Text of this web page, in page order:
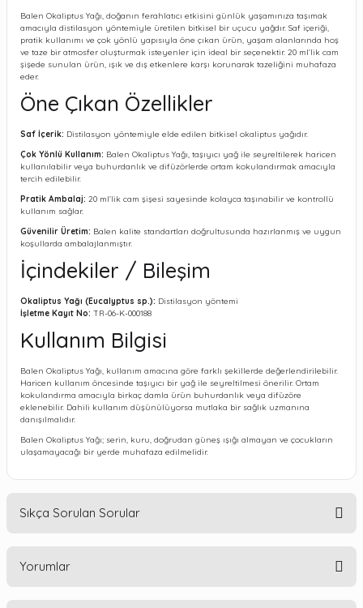
Balen Okaliptus Yağı, doğanın ferahlatıcı etkisini günlük yaşamınıza taşımak
amacıyla distilasyon yöntemiyle üretilen bitkisel bir uçucu yağdır. Saf içeriği,
pratik kullanımı ve çok yönlü yapısıyla öne çıkan ürün, yaşam alanlarında hoş
ve taze bir atmosfer oluşturmak isteyenler için ideal bir seçenektir. 20 ml’lik cam
şişede sunulan ürün, ışık ve dış etkenlere karşı korunarak tazeliğini muhafaza
eder.
Öne Çıkan Özellikler
Saf İçerik: Distilasyon yöntemiyle elde edilen bitkisel okaliptus yağıdır.
Çok Yönlü Kullanım: Balen Okaliptus Yağı, taşıyıcı yağ ile seyreltilerek haricen
kullanılabilir veya buhurdanlık ve difüzörlerde ortam kokulandırmak amacıyla
tercih edilebilir.
Pratik Ambalaj: 20 ml’lik cam şişesi sayesinde kolayca taşınabilir ve kontrollü
kullanım sağlar.
Güvenilir Üretim: Balen kalite standartları doğrultusunda hazırlanmış ve uygun
koşullarda ambalajlanmıştır.
İçindekiler / Bileşim
Okaliptus Yağı (Eucalyptus sp.): Distilasyon yöntemi
İşletme Kayıt No: TR-06-K-000188
Kullanım Bilgisi
Balen Okaliptus Yağı, kullanım amacına göre farklı şekillerde değerlendirilebilir.
Haricen kullanım öncesinde taşıyıcı bir yağ ile seyreltilmesi önerilir. Ortam
kokulandırma amacıyla birkaç damla ürün buhurdanlık veya difüzöre
eklenebilir. Dahili kullanım düşünülüyorsa mutlaka bir sağlık uzmanına
danışılmalıdır.
Balen Okaliptus Yağı; serin, kuru, doğrudan güneş ışığı almayan ve çocukların
ulaşamayacağı bir yerde muhafaza edilmelidir.
Sıkça Sorulan Sorular
Balen Okaliptus Yağı nedir?
Yorumlar